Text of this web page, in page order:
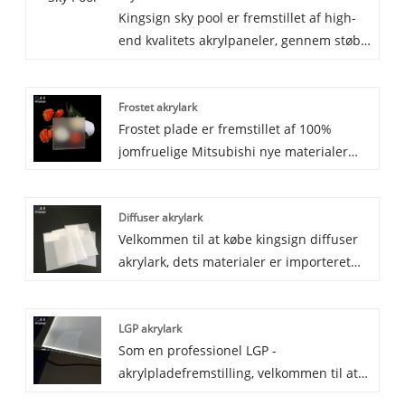
Kingsign sky pool er fremstillet af high-
end kvalitets akrylpaneler, gennem støbt
kan se jorden og omgivende scener
tydeligt. Vi garanterer 30 år for ikke at
gulne for vores sky pool.
Frostet akrylark
Frostet plade er fremstillet af 100%
jomfruelige Mitsubishi nye materialer
akrylplade og dobbeltsider frostet
akrylplade. Frostet akrylplade bruges
hovedsageligt til display, belysning,
Diffuser akrylark
Velkommen til at købe kingsign diffuser
akrylark, dets materialer er importeret
ingen let gulning, med god vejrbestandig
funktion.
LGP akrylark
Som en professionel LGP -
akrylpladefremstilling, velkommen til at